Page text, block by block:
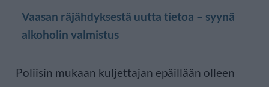
Vaasan räjähdyksestä uutta tietoa – syynä
alkoholin valmistus
Poliisin mukaan kuljettajan epäillään olleen